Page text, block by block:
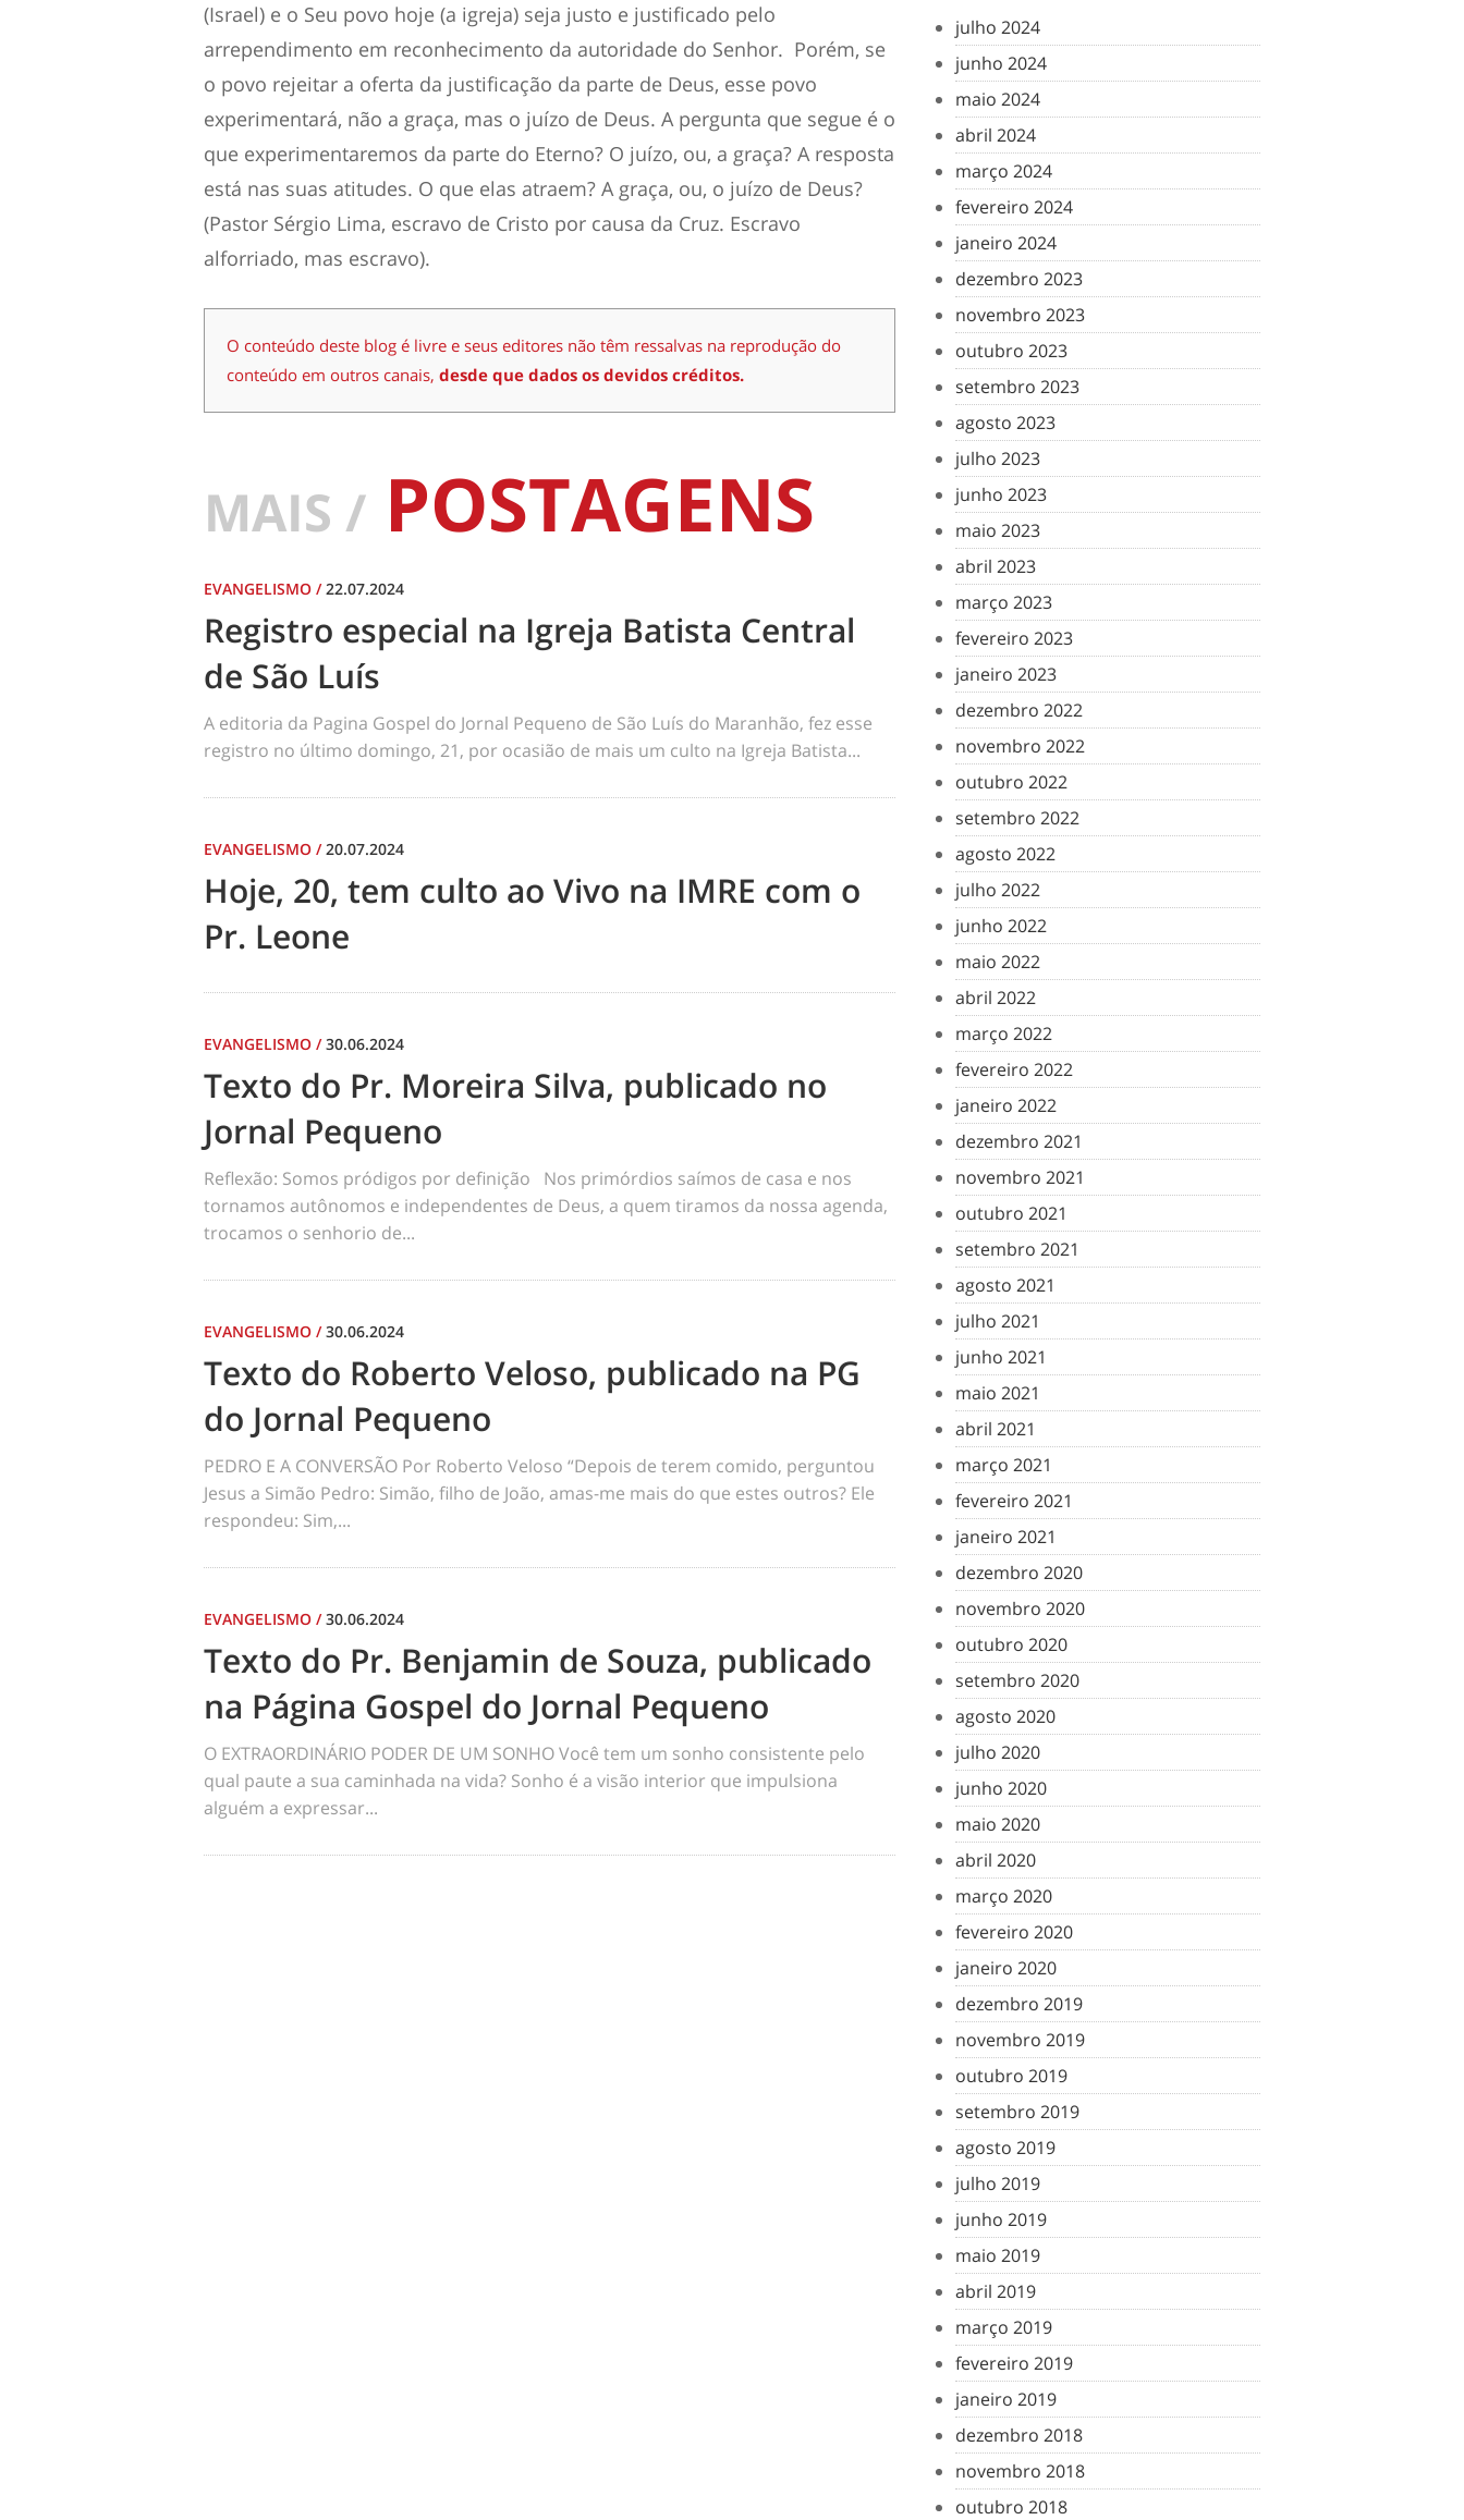
(Israel) e o Seu povo hoje (a igreja) seja justo e justificado pelo
arrependimento em reconhecimento da autoridade do Senhor. Porém, se
o povo rejeitar a oferta da justificação da parte de Deus, esse povo
experimentará, não a graça, mas o juízo de Deus. A pergunta que segue é o
que experimentaremos da parte do Eterno? O juízo, ou, a graça? A resposta
está nas suas atitudes. O que elas atraem? A graça, ou, o juízo de Deus?
(Pastor Sérgio Lima, escravo de Cristo por causa da Cruz. Escravo
alforriado, mas escravo).
O conteúdo deste blog é livre e seus editores não têm ressalvas na reprodução do
conteúdo em outros canais, desde que dados os devidos créditos.
MAIS / POSTAGENS
EVANGELISMO /22.07.2024
Registro especial na Igreja Batista Central
de São Luís
A editoria da Pagina Gospel do Jornal Pequeno de São Luís do Maranhão, fez esse
registro no último domingo, 21, por ocasião de mais um culto na Igreja Batista...
EVANGELISMO /20.07.2024
Hoje, 20, tem culto ao Vivo na IMRE com o
Pr. Leone
EVANGELISMO /30.06.2024
Texto do Pr. Moreira Silva, publicado no
Jornal Pequeno
Reflexão: Somos pródigos por definição Nos primórdios saímos de casa e nos
tornamos autônomos e independentes de Deus, a quem tiramos da nossa agenda,
trocamos o senhorio de...
EVANGELISMO /30.06.2024
Texto do Roberto Veloso, publicado na PG
do Jornal Pequeno
PEDRO E A CONVERSÃO Por Roberto Veloso “Depois de terem comido, perguntou
Jesus a Simão Pedro: Simão, filho de João, amas-me mais do que estes outros? Ele
respondeu: Sim,...
EVANGELISMO /30.06.2024
Texto do Pr. Benjamin de Souza, publicado
na Página Gospel do Jornal Pequeno
O EXTRAORDINÁRIO PODER DE UM SONHO Você tem um sonho consistente pelo
qual paute a sua caminhada na vida? Sonho é a visão interior que impulsiona
alguém a expressar...
julho 2024
junho 2024
maio 2024
abril 2024
março 2024
fevereiro 2024
janeiro 2024
dezembro 2023
novembro 2023
outubro 2023
setembro 2023
agosto 2023
julho 2023
junho 2023
maio 2023
abril 2023
março 2023
fevereiro 2023
janeiro 2023
dezembro 2022
novembro 2022
outubro 2022
setembro 2022
agosto 2022
julho 2022
junho 2022
maio 2022
abril 2022
março 2022
fevereiro 2022
janeiro 2022
dezembro 2021
novembro 2021
outubro 2021
setembro 2021
agosto 2021
julho 2021
junho 2021
maio 2021
abril 2021
março 2021
fevereiro 2021
janeiro 2021
dezembro 2020
novembro 2020
outubro 2020
setembro 2020
agosto 2020
julho 2020
junho 2020
maio 2020
abril 2020
março 2020
fevereiro 2020
janeiro 2020
dezembro 2019
novembro 2019
outubro 2019
setembro 2019
agosto 2019
julho 2019
junho 2019
maio 2019
abril 2019
março 2019
fevereiro 2019
janeiro 2019
dezembro 2018
novembro 2018
outubro 2018